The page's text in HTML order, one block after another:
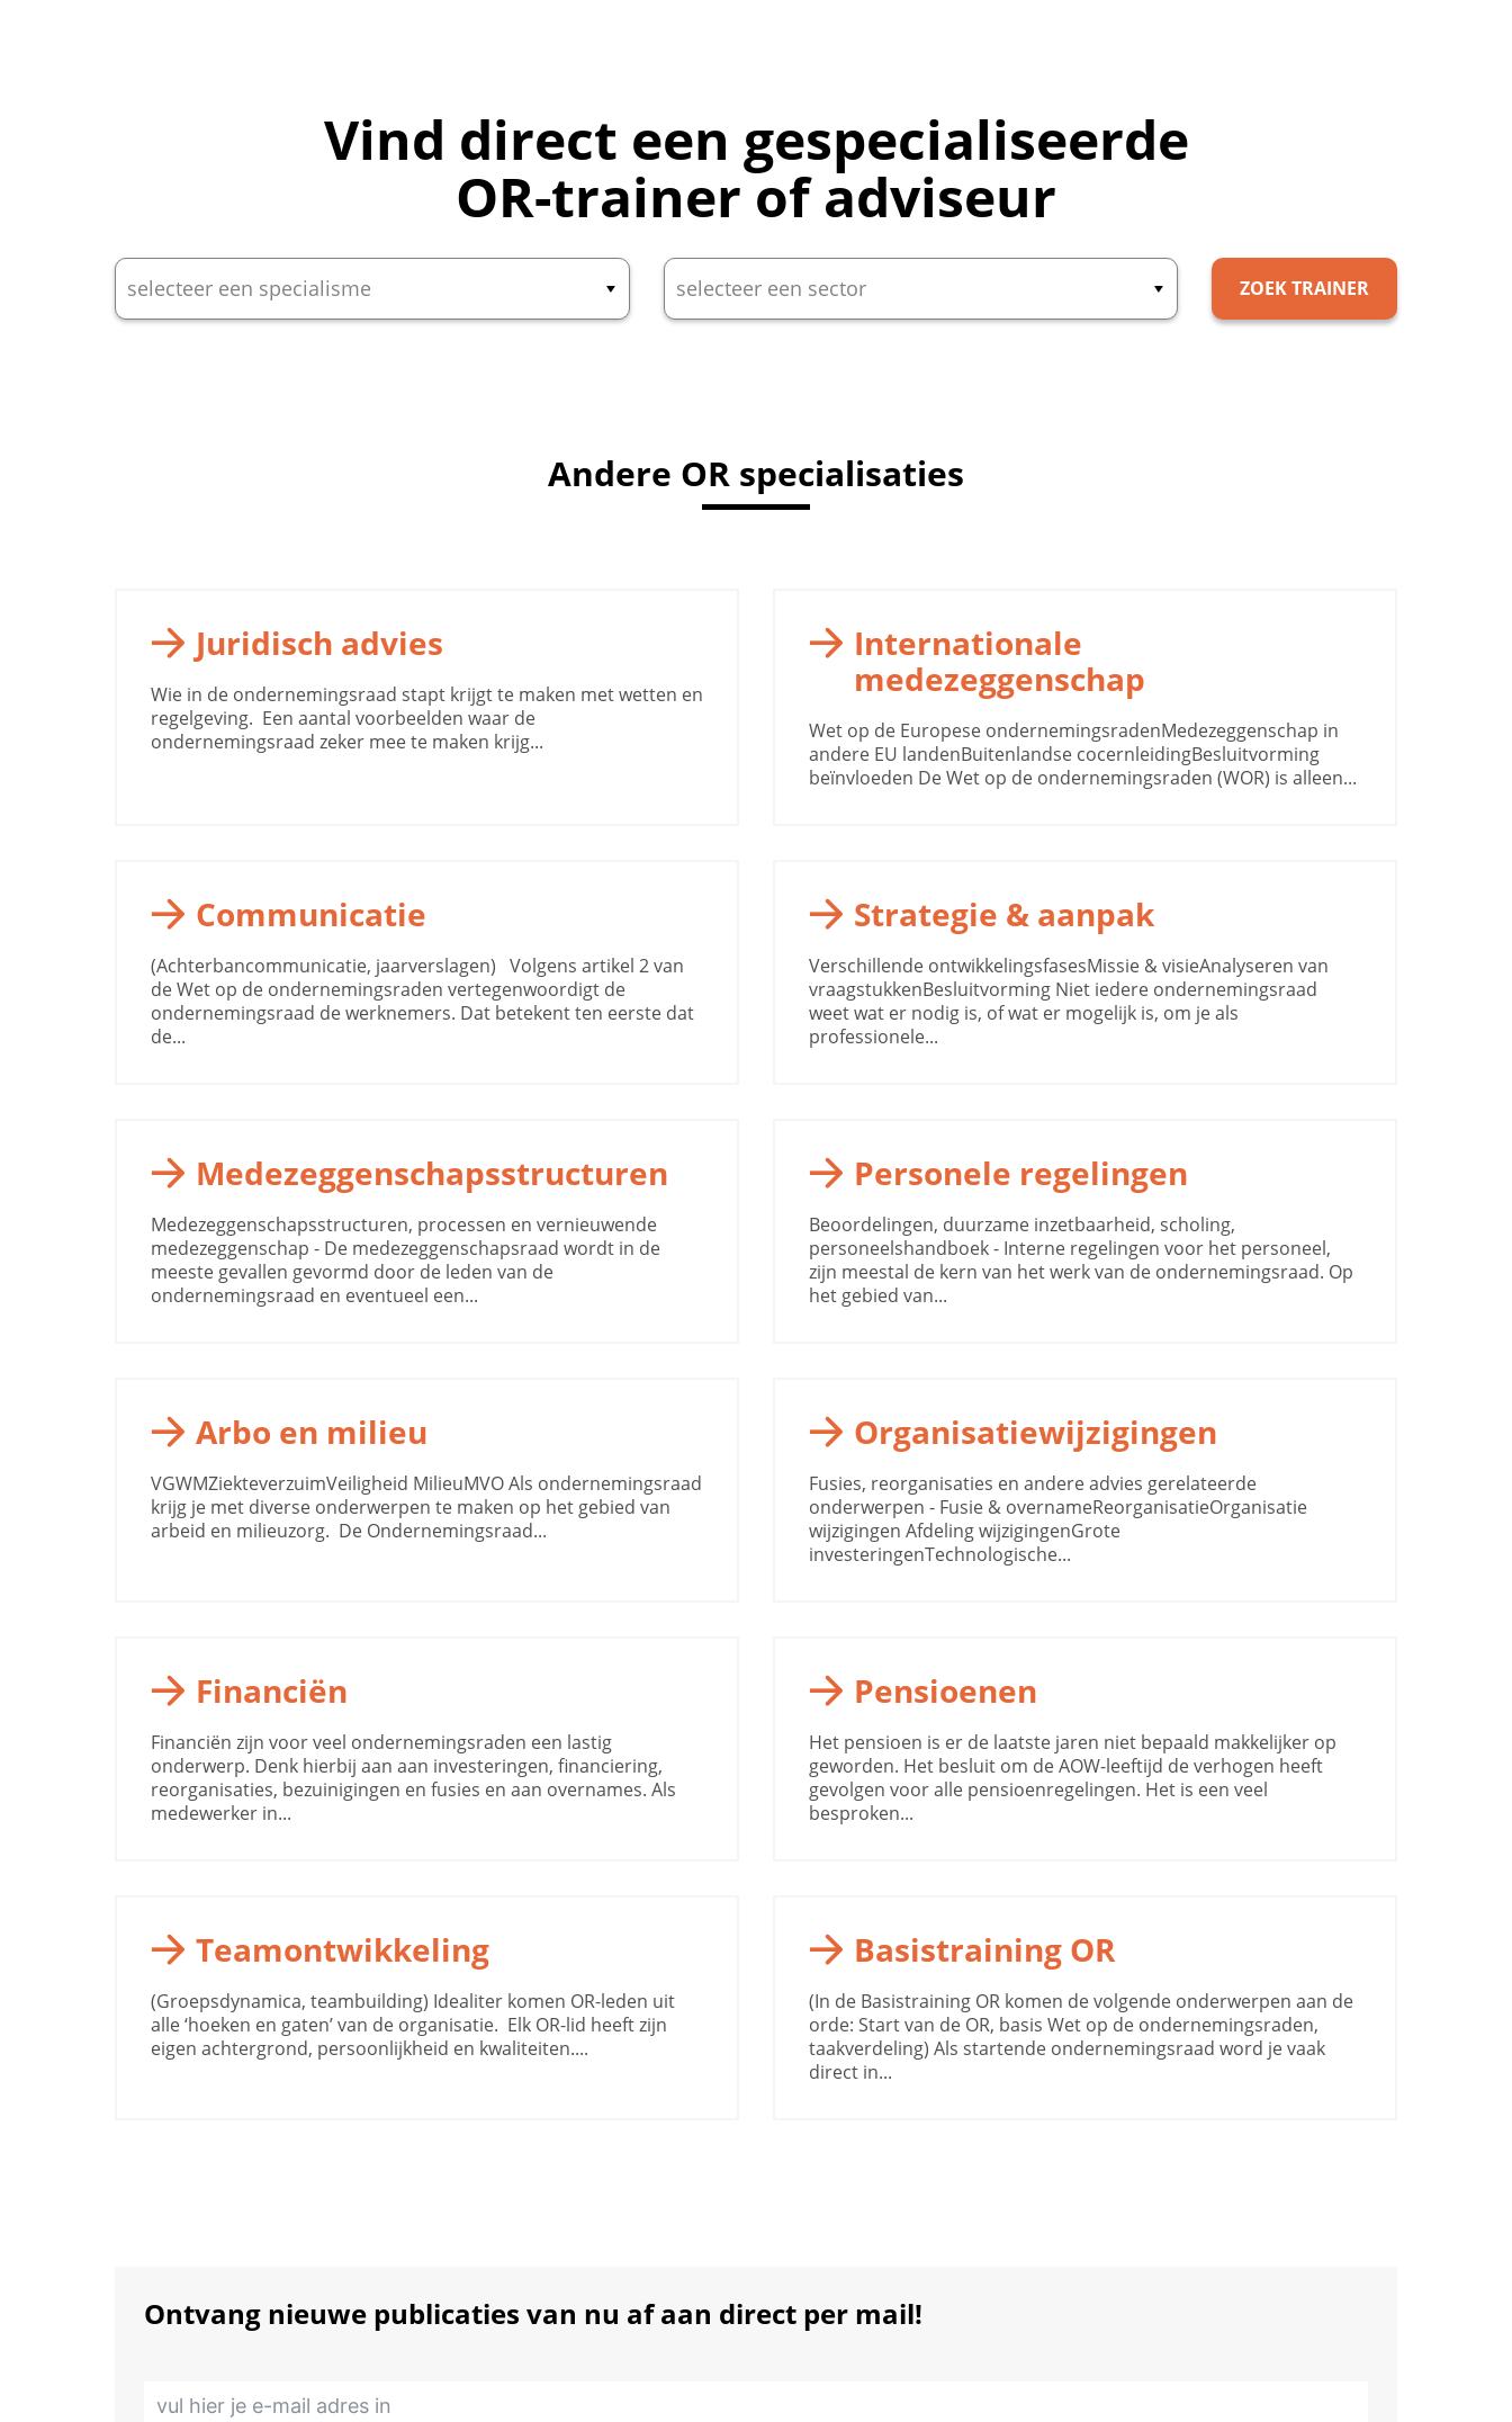
Vind direct een gespecialiseerde
OR-trainer of adviseur
ZOEK TRAINER
Andere OR specialisaties
Juridisch advies
Wie in de ondernemingsraad stapt krijgt te maken met wetten en
regelgeving. Een aantal voorbeelden waar de
ondernemingsraad zeker mee te maken krijg...
Internationale
medezeggenschap
Wet op de Europese ondernemingsradenMedezeggenschap in
andere EU landenBuitenlandse cocernleidingBesluitvorming
beïnvloeden De Wet op de ondernemingsraden (WOR) is alleen...
Communicatie
(Achterbancommunicatie, jaarverslagen) Volgens artikel 2 van
de Wet op de ondernemingsraden vertegenwoordigt de
ondernemingsraad de werknemers. Dat betekent ten eerste dat
de...
Strategie & aanpak
Verschillende ontwikkelingsfasesMissie & visieAnalyseren van
vraagstukkenBesluitvorming Niet iedere ondernemingsraad
weet wat er nodig is, of wat er mogelijk is, om je als
professionele...
Medezeggenschapsstructuren
Medezeggenschapsstructuren, processen en vernieuwende
medezeggenschap - De medezeggenschapsraad wordt in de
meeste gevallen gevormd door de leden van de
ondernemingsraad en eventueel een...
Personele regelingen
Beoordelingen, duurzame inzetbaarheid, scholing,
personeelshandboek - Interne regelingen voor het personeel,
zijn meestal de kern van het werk van de ondernemingsraad. Op
het gebied van...
Arbo en milieu
VGWMZiekteverzuimVeiligheid MilieuMVO Als ondernemingsraad
krijg je met diverse onderwerpen te maken op het gebied van
arbeid en milieuzorg. De Ondernemingsraad...
Organisatiewijzigingen
Fusies, reorganisaties en andere advies gerelateerde
onderwerpen - Fusie & overnameReorganisatieOrganisatie
wijzigingen Afdeling wijzigingenGrote
investeringenTechnologische...
Financiën
Financiën zijn voor veel ondernemingsraden een lastig
onderwerp. Denk hierbij aan aan investeringen, financiering,
reorganisaties, bezuinigingen en fusies en aan overnames. Als
medewerker in...
Pensioenen
Het pensioen is er de laatste jaren niet bepaald makkelijker op
geworden. Het besluit om de AOW-leeftijd de verhogen heeft
gevolgen voor alle pensioenregelingen. Het is een veel
besproken...
Teamontwikkeling
(Groepsdynamica, teambuilding) Idealiter komen OR-leden uit
alle ‘hoeken en gaten’ van de organisatie. Elk OR-lid heeft zijn
eigen achtergrond, persoonlijkheid en kwaliteiten....
Basistraining OR
(In de Basistraining OR komen de volgende onderwerpen aan de
orde: Start van de OR, basis Wet op de ondernemingsraden,
taakverdeling) Als startende ondernemingsraad word je vaak
direct in...
Ontvang nieuwe publicaties van nu af aan direct per mail!